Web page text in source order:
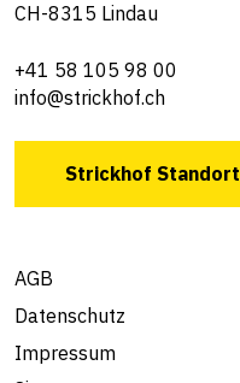
CH-8315 Lindau
+41 58 105 98 00
info@strickhof.ch
Strickhof
AGB
Datenschutz
Impressum